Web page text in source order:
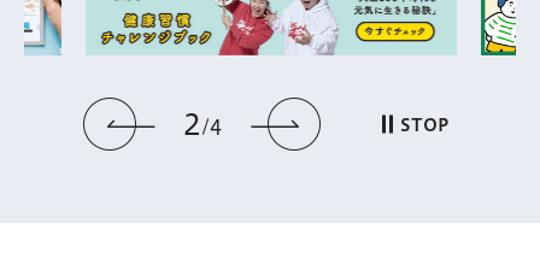
前のスライドを表示
2 4 次のスライドを表
STOP